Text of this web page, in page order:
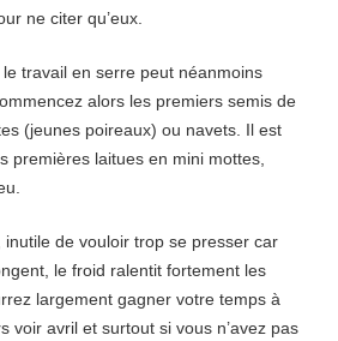
ne citer qu’eux.
travail en serre peut néanmoins
alors les premiers semis de
(jeunes poireaux) ou navets. Il est
premières laitues en mini mottes,
inutile de vouloir trop se presser car
le froid ralentit fortement les
largement gagner votre temps à
voir avril et surtout si vous n’avez pas